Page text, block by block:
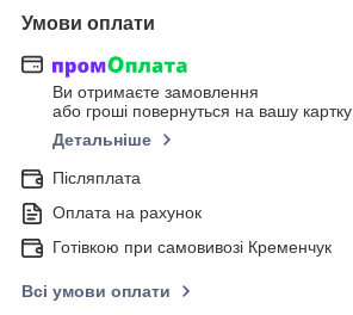
Умови оплати
Ви отримаєте замовлення
або гроші повернуться на вашу картку
Детальніше
Післяплата
Оплата на рахунок
Готівкою при самовивозі Кременчук
Всі умови оплати